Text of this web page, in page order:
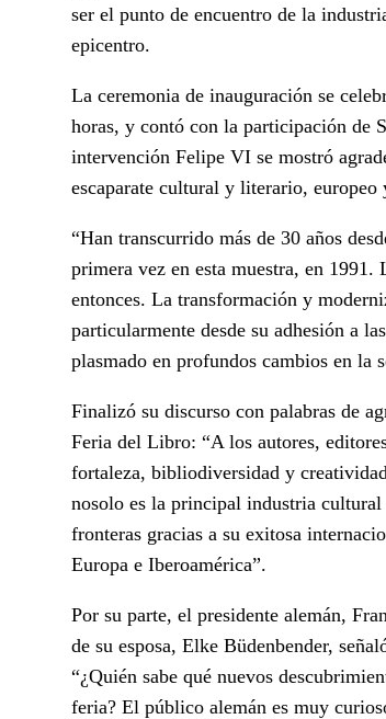
ser el punto de encuentro de la
epicentro.
La ceremonia de inauguración se
horas, y contó con la participación de
intervención Felipe VI se mostró
escaparate cultural y literario, europeo
“Han transcurrido más de 30 años
primera vez en esta muestra, en
entonces. La transformación y
particularmente desde su adhesión a
plasmado en profundos cambios en la
Finalizó su discurso con palabras de
Feria del Libro: “A los autores,
fortaleza, bibliodiversidad y
nosolo es la principal industria cultural
fronteras gracias a su exitosa
Europa e Iberoamérica”.
Por su parte, el presidente alemán,
de su esposa, Elke Büdenbender,
“¿Quién sabe qué nuevos
feria? El público alemán es muy